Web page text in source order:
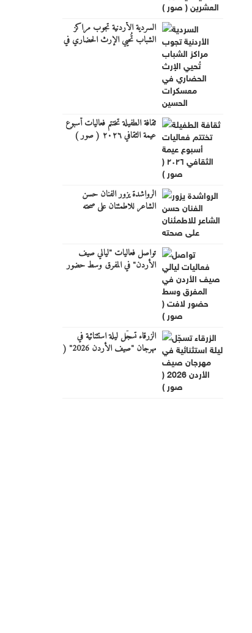
السردية الأردنية تجوب مراكز
الشباب تُحيي الإرث الحضاري في
ثقافة الطفيلة تختتم فعاليات أسبوع
عيمة الثقافي ٢٠٢٦ ( صور )
الرواشدة يزور الفنان حسن
الشاعر للاطمئنان على صحته
تواصل فعاليات "ليالي صيف
الأردن" في المفرق وسط حضور
الزرقاء تسجّل ليلة استثنائية في
مهرجان "صيف الأردن 2026" (